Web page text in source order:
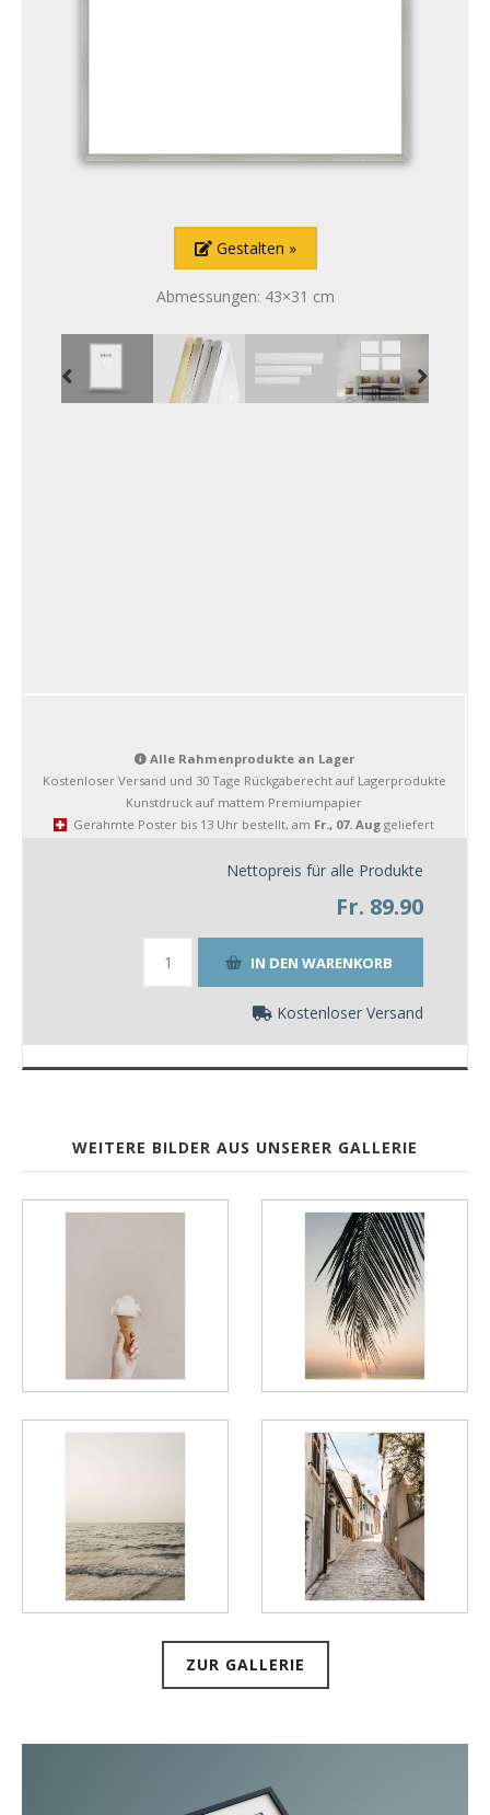
Gestalten
Abmessungen: 43×31 cm
Alle Rahmenprodukte an Lager
Kostenloser Versand und 30 Tage Rückgaberecht auf Lagerprodukte
Kunstdruck auf mattem Premiumpapier
Gerahmte Poster bis 13 Uhr bestellt, am Fr., 07. Aug geliefert
Nettopreis für alle Produkte
Fr. 89.90
Kostenloser Versand
WEITERE BILDER AUS UNSERER GALLERIE
ZUR GALLERIE